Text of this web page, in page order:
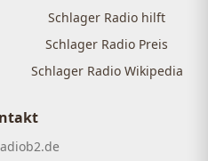
Schlager Radio hilft
Schlager Radio Preis
Schlager Radio Wikipedia